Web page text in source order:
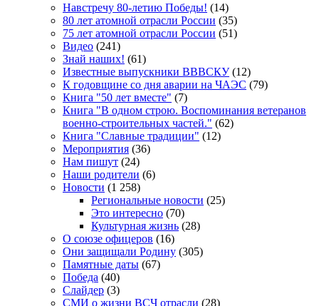
Навстречу 80-летию Победы! (14)
80 лет атомной отрасли России (35)
75 лет атомной отрасли России (51)
Видео (241)
Знай наших! (61)
Известные выпускники ВВВСКУ(12)
К годовщине со дня аварии на ЧАЭС (79)
Книга "50 лет вместе" (7)
Книга "В одном строю. Воспоминания ветеранов
военно-строительных частей." (62)
Книга "Славные традиции" (12)
Мероприятия (36)
Нам пишут (24)
Наши родители (6)
Новости (1 258)
Региональные новости (25)
Это интересно (70)
Культурная жизнь (28)
О союзе офицеров (16)
Они защищали Родину (305)
Памятные даты (67)
Победа (40)
Слайдер (3)
СМИ о жизни ВСЧ отрасли (28)